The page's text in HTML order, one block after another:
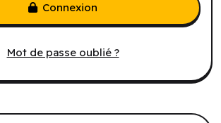
Mot de passe oublié ?
Connexion